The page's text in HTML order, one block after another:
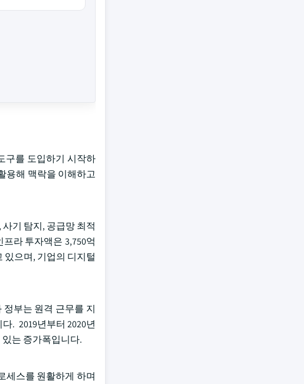
구를 도입하기 시작하
용해 맥락을 이해하고
기 탐지, 공급망 최적
라 투자액은 3,750억
있으며, 기업의 디지털
정부는 원격 근무를 지
. 2019년부터 2020년
있는 증가폭입니다.
세스를 원활하게 하며